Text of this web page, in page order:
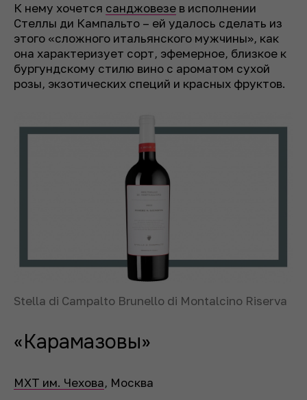
К нему хочется санджовезе в исполнении
Стеллы ди Кампальто – ей удалось сделать из
этого «сложного итальянского мужчины», как
она характеризует сорт, эфемерное, близкое к
бургундскому стилю вино с ароматом сухой
розы, экзотических специй и красных фруктов.
Stella di Campalto Brunello di Montalcino Riserva
«Карамазовы»
МХТ им. Чехова, Москва